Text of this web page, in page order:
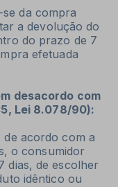
da compra
a devolução do
do prazo de 7
efetuada
desacordo com
Lei 8.078/90):
acordo com a
o consumidor
dias, de escolher
idêntico ou